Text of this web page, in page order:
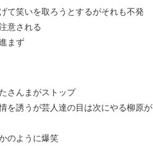
て笑いを取ろうとするがそれも不発
意される
まず
さんまがストップ
を誘うが芸人達の目は次にやる柳原が
のように爆笑